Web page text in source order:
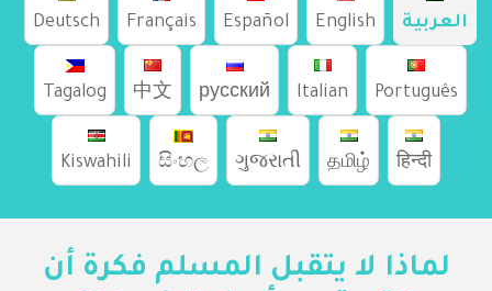
العربية English
Español
Français
Deutsch
Português
Italian
русский
中文
Tagalog
हिन्दी
தமிழ்
ગુજરાતી
සිංහල
Kiswahili
لماذا لا يتقبل المسلم فكرة أن